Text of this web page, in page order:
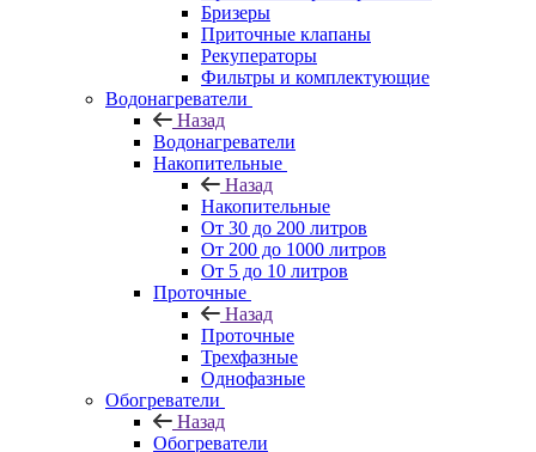
Бризеры
Приточные клапаны
Рекуператоры
Фильтры и комплектующие
Водонагреватели
Назад
Водонагреватели
Накопительные
Назад
Накопительные
От 30 до 200 литров
От 200 до 1000 литров
От 5 до 10 литров
Проточные
Назад
Проточные
Трехфазные
Однофазные
Обогреватели
Назад
Обогреватели